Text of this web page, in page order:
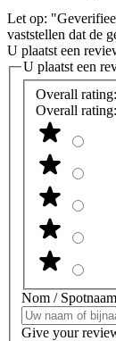
Let op:
vaststellen dat de
U plaatst een
U plaatst een
Overall rating:
Overall rating:
Nom / Spotnaam
Give your